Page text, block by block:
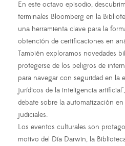
En este octavo episodio,
terminales Bloomberg en la
una herramienta clave para la
obtención de certificaciones en
También exploramos novedades
protegerse de los peligros de
para navegar con seguridad en la
jurídicos de la inteligencia
debate sobre la automatización
judiciales.
Los eventos culturales son
motivo del Día Darwin, la